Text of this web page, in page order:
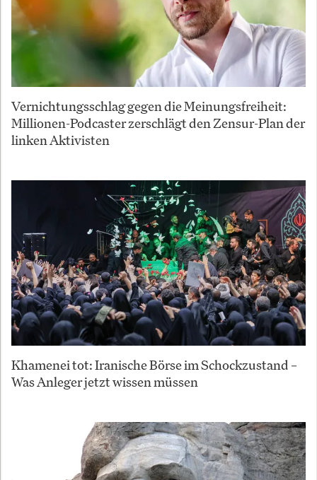
Vernichtungsschlag gegen die Meinungsfreiheit:
Millionen-Podcaster zerschlägt den Zensur-Plan der
linken Aktivisten
Khamenei tot: Iranische Börse im Schockzustand –
Was Anleger jetzt wissen müssen